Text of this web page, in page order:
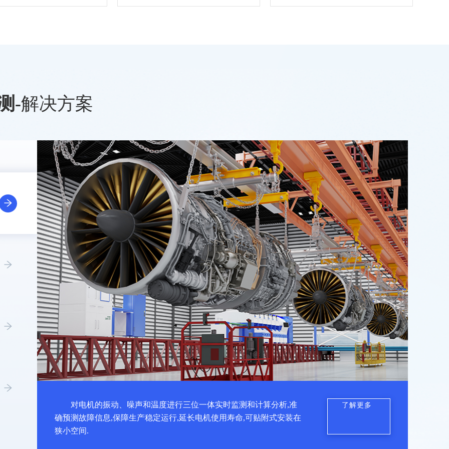
-解决方案
对电机的振动、噪声和温度进行三位一体实时监测和计算分析,准
确预测故障信息,保障生产稳定运行,延长电机使用寿命,可贴附式安装在
狭小空间.
了解更多